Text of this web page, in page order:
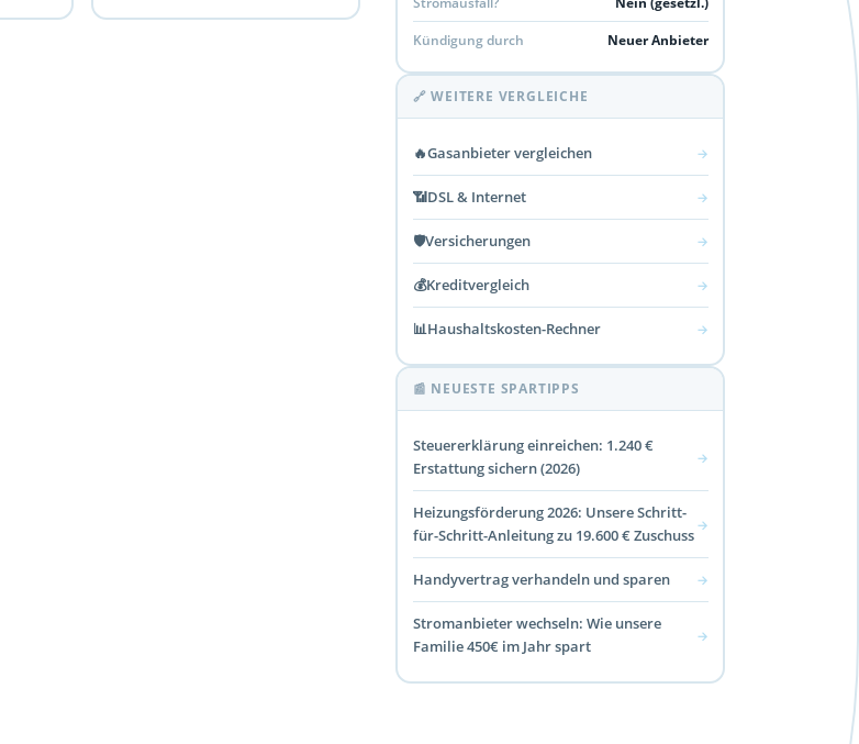
Thermoskanne schütten, anstatt
Kündigung durch
Neuer Anbieter
🔗 WEITERE VERGLEICHE
🔥Gasanbieter vergleichen →
📶DSL & Internet →
🛡️Versicherungen →
💰Kreditvergleich →
📊Haushaltskosten-Rechner →
📰 NEUESTE SPARTIPPS
Steuererklärung einreichen: 1.240 €
Erstattung sichern (2026)
→
Heizungsförderung 2026: Unsere Schritt-
für-Schritt-Anleitung zu 19.600 € Zuschuss
→
Handyvertrag verhandeln und sparen →
Stromanbieter wechseln: Wie unsere
Familie 450€ im Jahr spart
→